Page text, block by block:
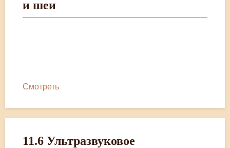
и шеи
Смотреть
11.6 Ультразвуковое